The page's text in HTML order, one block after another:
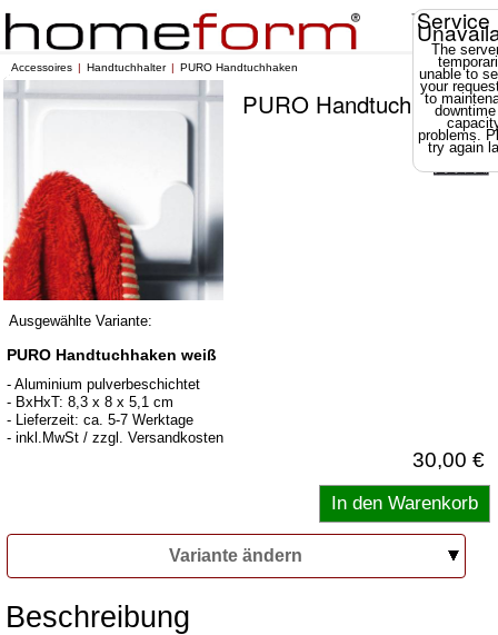
Service
The
unable to
your
to
problems.
try again
Accessoires Handtuchhalter PURO Handtuchhaken
PURO Handtuchhaken
Ausgewählte Variante:
PURO Handtuchhaken weiß
- Aluminium pulverbeschichtet
- BxHxT: 8,3 x 8 x 5,1 cm
- Lieferzeit: ca. 5-7 Werktage
- inkl.MwSt / zzgl. Versandkosten
30,00 €
Variante ändern
Beschreibung